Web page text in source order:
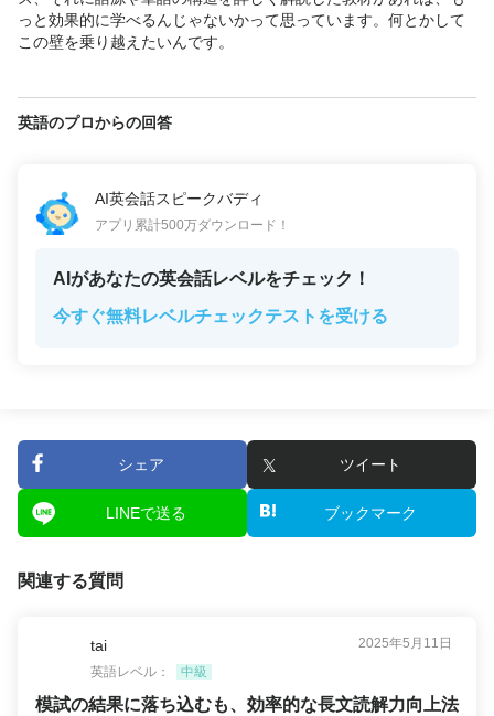
っと効果的に学べるんじゃないかって思っています。何とかして
この壁を乗り越えたいんです。
英語のプロからの回答
AI英会話スピークバディ
アプリ累計500万ダウンロード！
AIがあなたの英会話レベルをチェック！
今すぐ無料レベルチェックテストを受ける
シェア ツイート
LINEで送る ブックマーク
関連する質問
tai
2025年5月11日
英語レベル：
中級
模試の結果に落ち込むも、効率的な長文読解力向上法